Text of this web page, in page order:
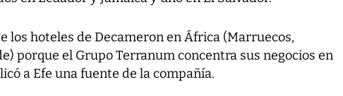
los hoteles de Decameron en África (Marruecos,
porque el Grupo Terranum concentra sus negocios en
a Efe una fuente de la compañía.